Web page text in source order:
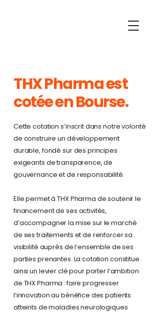
THX Pharma est
cotée en Bourse.
Cette cotation s’inscrit dans notre volonté
de construire un développement
durable, fondé sur des principes
exigeants de transparence, de
gouvernance et de responsabilité.
Elle permet à THX Pharma de soutenir le
financement de ses activités,
d’accompagner la mise sur le marché
de ses traitements et de renforcer sa
visibilité auprès de l’ensemble de ses
parties prenantes. La cotation constitue
ainsi un levier clé pour porter l’ambition
de THX Pharma : faire progresser
l’innovation au bénéfice des patients
atteints de maladies neurologiques